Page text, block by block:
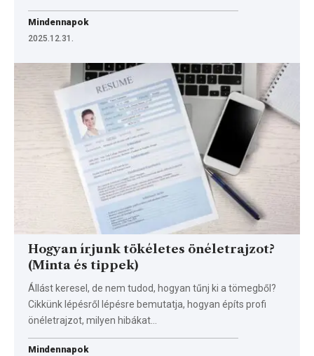
Mindennapok
2025.12.31.
Hogyan írjunk tökéletes önéletrajzot?
(Minta és tippek)
Állást keresel, de nem tudod, hogyan tűnj ki a tömegből?
Cikkünk lépésről lépésre bemutatja, hogyan építs profi
önéletrajzot, milyen hibákat…
Mindennapok